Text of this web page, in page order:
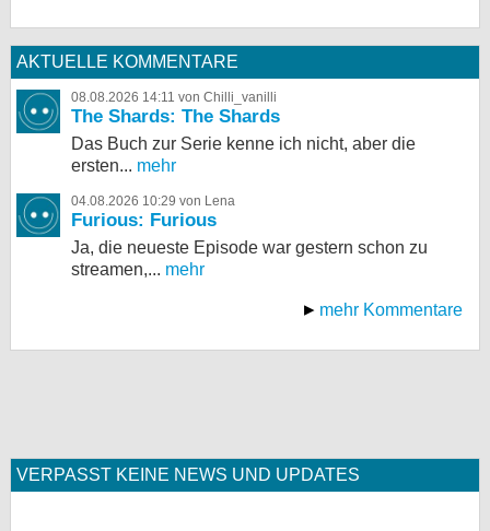
AKTUELLE KOMMENTARE
08.08.2026 14:11 von Chilli_vanilli
The Shards: The Shards
Das Buch zur Serie kenne ich nicht, aber die
ersten... mehr
04.08.2026 10:29 von Lena
Furious: Furious
Ja, die neueste Episode war gestern schon zu
streamen,... mehr
mehr Kommentare
VERPASST KEINE NEWS UND UPDATES